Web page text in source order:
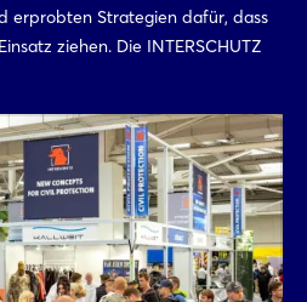
erprobten Strategien dafür, dass
ziehen. Die INTERSCHUTZ